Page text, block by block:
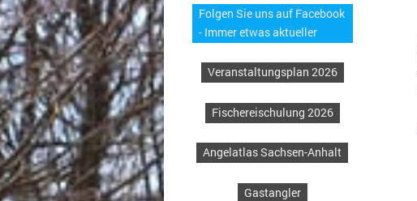
Folgen Sie uns auf Facebook
- Immer etwas aktueller
Veranstaltungsplan 2026
Fischereischulung 2026
Angelatlas Sachsen-Anhalt
Gastangler